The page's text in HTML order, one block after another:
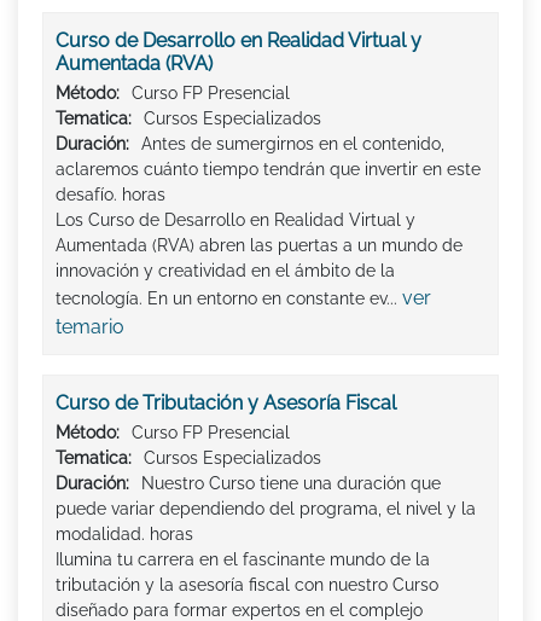
Curso de Desarrollo en Realidad Virtual y
Aumentada (RVA)
Método:
Curso FP Presencial
Tematica:
Cursos Especializados
Duración:
Antes de sumergirnos en el contenido,
aclaremos cuánto tiempo tendrán que invertir en este
desafío. horas
Los Curso de Desarrollo en Realidad Virtual y
Aumentada (RVA) abren las puertas a un mundo de
innovación y creatividad en el ámbito de la
tecnología. En un entorno en constante ev... ver
temario
Curso de Tributación y Asesoría Fiscal
Método:
Curso FP Presencial
Tematica:
Cursos Especializados
Duración:
Nuestro Curso tiene una duración que
puede variar dependiendo del programa, el nivel y la
modalidad. horas
Ilumina tu carrera en el fascinante mundo de la
tributación y la asesoría fiscal con nuestro Curso
diseñado para formar expertos en el complejo